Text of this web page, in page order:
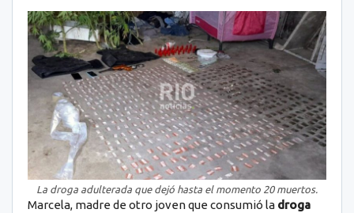
La droga adulterada que dejó hasta el momento 20 muertos.
Marcela, madre de otro joven que consumió la droga